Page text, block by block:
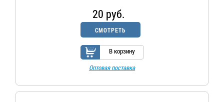
20 руб.
СМОТРЕТЬ
В корзину
Оптовая поставка